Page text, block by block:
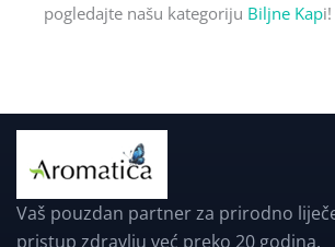
pogledajte našu kategoriju Biljne Kapi!
Vaš pouzdan partner za prirodno
pristup zdravlju već preko 20 godina.